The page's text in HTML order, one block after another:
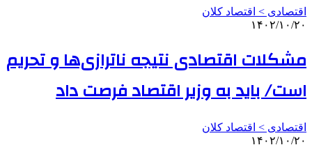
اقتصادی > اقتصاد کلان
۱۴۰۲/۱۰/۲۰
مشکلات اقتصادی نتیجه ناترازی‌ها و تحریم
است/ باید به وزیر اقتصاد فرصت داد
اقتصادی > اقتصاد کلان
۱۴۰۲/۱۰/۲۰